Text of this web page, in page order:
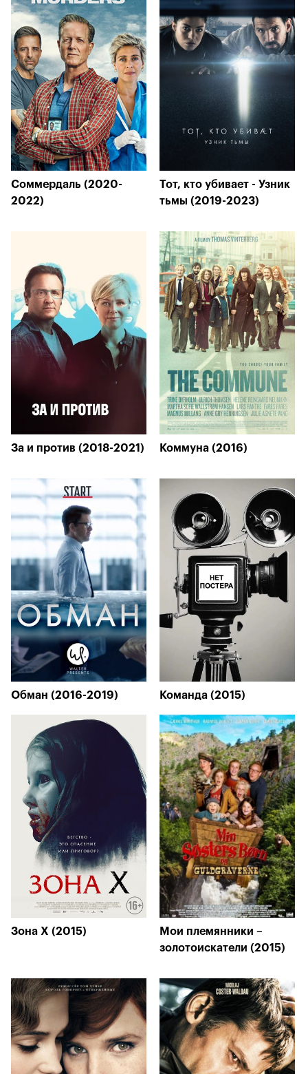
Соммердаль (2020-
2022)
Тот, кто убивает - Узник
тьмы (2019-2023)
За и против (2018-2021) Коммуна (2016)
Обман (2016-2019) Команда (2015)
Зона X (2015)
Мои племянники –
золотоискатели (2015)